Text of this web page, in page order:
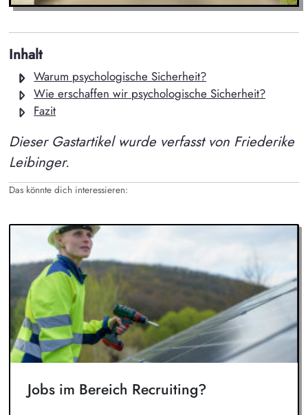
Inhalt
Warum psychologische Sicherheit?
Wie erschaffen wir psychologische Sicherheit?
Fazit
Dieser Gastartikel wurde verfasst von Friederike
Leibinger.
Das könnte dich interessieren:
Jobs im Bereich Recruiting?